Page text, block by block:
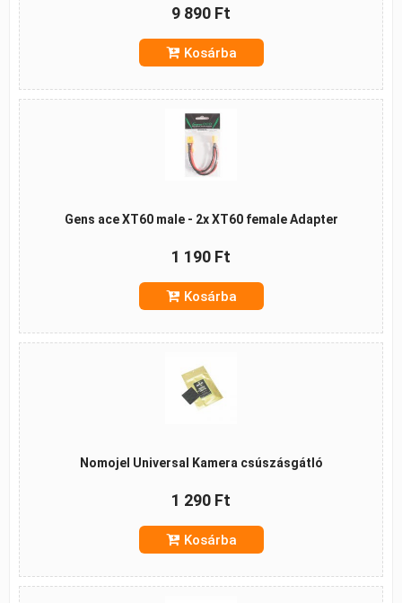
9 890 Ft
Kosárba
Gens ace XT60 male - 2x XT60 female Adapter
1 190 Ft
Kosárba
Nomojel Universal Kamera csúszásgátló
1 290 Ft
Kosárba